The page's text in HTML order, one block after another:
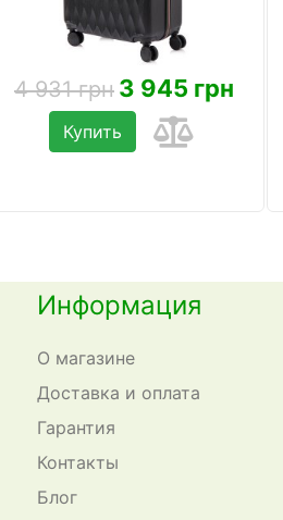
4 931 грн 3 945 грн
Купить
Информация
О магазине
Доставка и оплата
Гарантия
Контакты
Блог